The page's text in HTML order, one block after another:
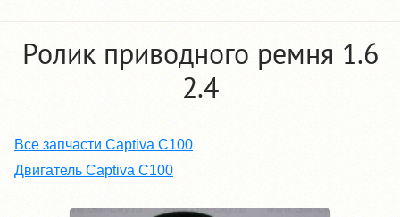
Ролик приводного ремня 1.6
2.4
Все запчасти Captiva C100
Двигатель Captiva C100